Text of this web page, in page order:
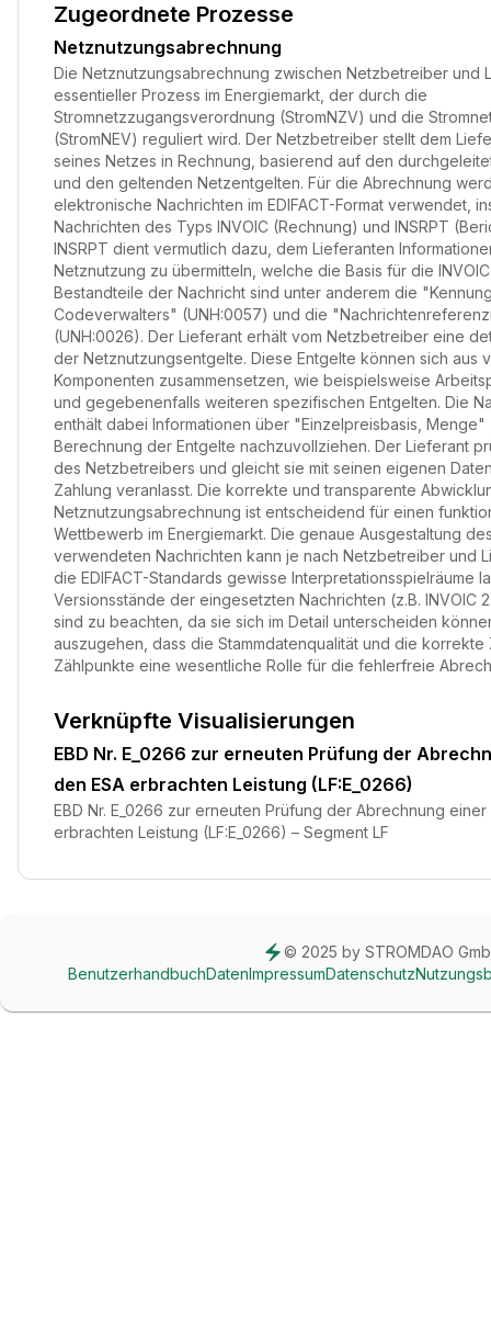
Zugeordnete Prozesse
Netznutzungsabrechnung
Die Netznutzungsabrechnung zwischen Netzbetreiber und
essentieller Prozess im Energiemarkt, der durch die
Stromnetzzugangsverordnung (StromNZV) und die
(StromNEV) reguliert wird. Der Netzbetreiber stellt dem
seines Netzes in Rechnung, basierend auf den
und den geltenden Netzentgelten. Für die Abrechnung
elektronische Nachrichten im EDIFACT-Format verwendet,
Nachrichten des Typs INVOIC (Rechnung) und INSRPT
INSRPT dient vermutlich dazu, dem Lieferanten
Netznutzung zu übermitteln, welche die Basis für die
Bestandteile der Nachricht sind unter anderem die
Codeverwalters" (UNH:0057) und die
(UNH:0026). Der Lieferant erhält vom Netzbetreiber eine
der Netznutzungsentgelte. Diese Entgelte können sich aus
Komponenten zusammensetzen, wie beispielsweise
und gegebenenfalls weiteren spezifischen Entgelten. Die
enthält dabei Informationen über "Einzelpreisbasis, Menge"
Berechnung der Entgelte nachzuvollziehen. Der Lieferant
des Netzbetreibers und gleicht sie mit seinen eigenen
Zahlung veranlasst. Die korrekte und transparente
Netznutzungsabrechnung ist entscheidend für einen
Wettbewerb im Energiemarkt. Die genaue Ausgestaltung
verwendeten Nachrichten kann je nach Netzbetreiber und
die EDIFACT-Standards gewisse Interpretationsspielräume
Versionsstände der eingesetzten Nachrichten (z.B. INVOIC
sind zu beachten, da sie sich im Detail unterscheiden
auszugehen, dass die Stammdatenqualität und die
Zählpunkte eine wesentliche Rolle für die fehlerfreie
Verknüpfte Visualisierungen
EBD Nr. E_0266 zur erneuten Prüfung der
den ESA erbrachten Leistung (LF:E_0266)
EBD Nr. E_0266 zur erneuten Prüfung der Abrechnung einer
erbrachten Leistung (LF:E_0266) – Segment LF
© 2025 by STROMDAO
BenutzerhandbuchDatenImpressumDatenschutz